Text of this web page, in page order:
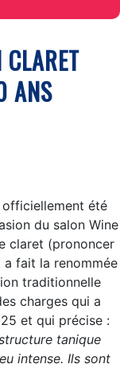
ANS
été
du salon Wine
claret (prononcer
fait la renommée
traditionnelle
charges qui a
et qui précise :
tanique
intense. Ils sont